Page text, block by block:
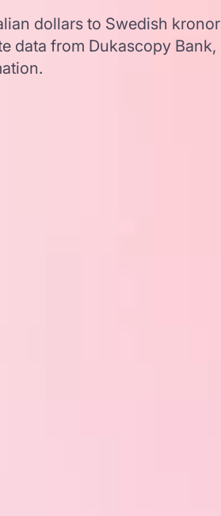
dollars to Swedish kronor
data from Dukascopy Bank,